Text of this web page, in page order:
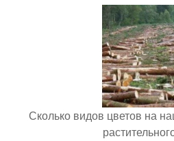
Сколько видов цветов на